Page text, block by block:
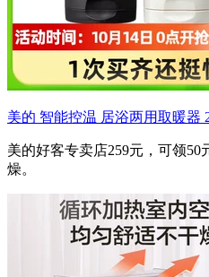
美的 智能控温 居浴两用取暖器
美的好客专卖店259元，可领
燥。